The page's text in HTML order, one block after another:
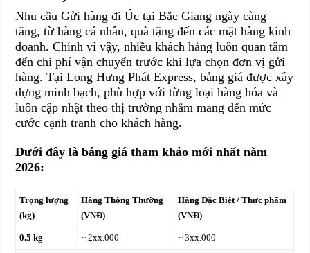
Nhu cầu Gửi hàng đi Úc tại Bắc Giang ngày càng
tăng, từ hàng cá nhân, quà tặng đến các mặt hàng kinh
doanh. Chính vì vậy, nhiều khách hàng luôn quan tâm
đến chi phí vận chuyển trước khi lựa chọn đơn vị gửi
hàng. Tại Long Hưng Phát Express, bảng giá được xây
dựng minh bạch, phù hợp với từng loại hàng hóa và
luôn cập nhật theo thị trường nhằm mang đến mức
cước cạnh tranh cho khách hàng.
Dưới đây là bảng giá tham khảo mới nhất năm
2026:
Trọng lượng
(kg)
Hàng Thông Thường
(VNĐ)
Hàng Đặc Biệt / Thực phẩm
(VNĐ)
0.5 kg ~ 2xx.000 ~ 3xx.000